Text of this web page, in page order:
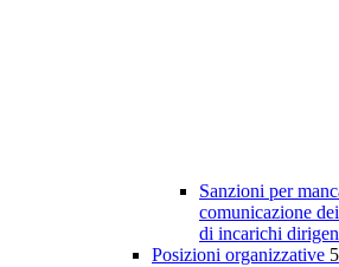
Sanzioni per
comunicazione
di incarichi
Posizioni organizzative 5